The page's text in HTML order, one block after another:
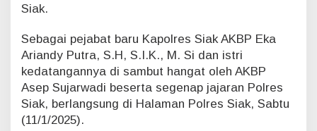
s
e
s
i
e
Siak.
Sebagai pejabat baru Kapolres Siak AKBP Eka
Ariandy Putra, S.H, S.I.K., M. Si dan istri
kedatangannya di sambut hangat oleh AKBP
Asep Sujarwadi beserta segenap jajaran Polres
Siak, berlangsung di Halaman Polres Siak, Sabtu
(11/1/2025).